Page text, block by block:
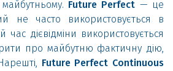
Future Perfect — це
не часто використовується в
час дієвідміни використовується
про майбутню фактичну дію,
Future Perfect Continuous